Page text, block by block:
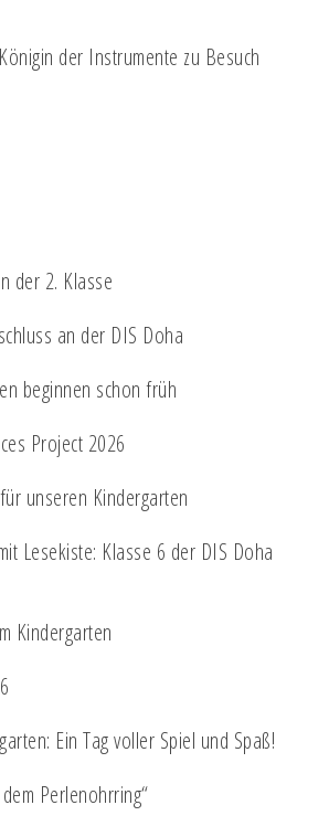
der Instrumente zu Besuch
der 2. Klasse
an der DIS Doha
beginnen schon früh
Project 2026
unseren Kindergarten
Lesekiste: Klasse 6 der DIS Doha
Kindergarten
Ein Tag voller Spiel und Spaß!
Perlenohrring“